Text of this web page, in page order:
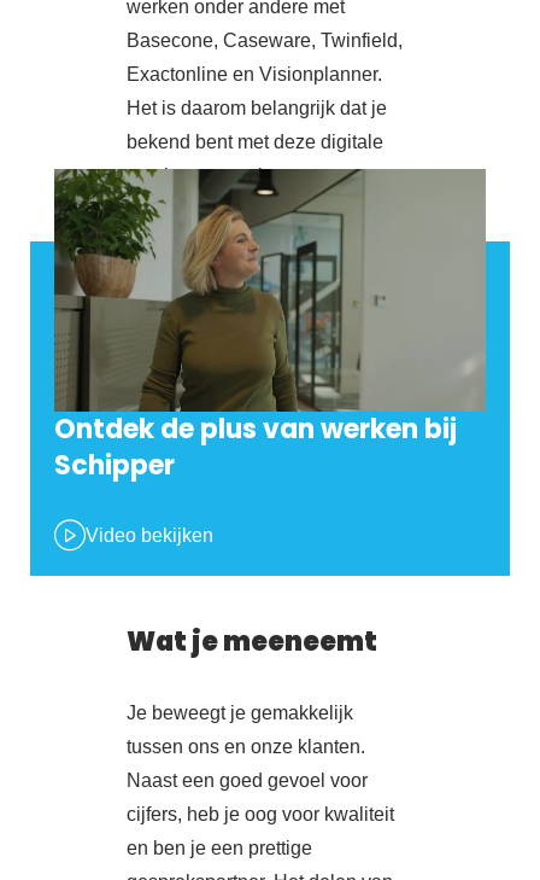
werken onder andere met
Basecone, Caseware, Twinfield,
Exactonline en Visionplanner.
Het is daarom belangrijk dat je
bekend bent met deze digitale
manier van werken.
Ontdek de plus van werken bij
Schipper
Video bekijken
Wat je meeneemt
Je beweegt je gemakkelijk
tussen ons en onze klanten.
Naast een goed gevoel voor
cijfers, heb je oog voor kwaliteit
en ben je een prettige